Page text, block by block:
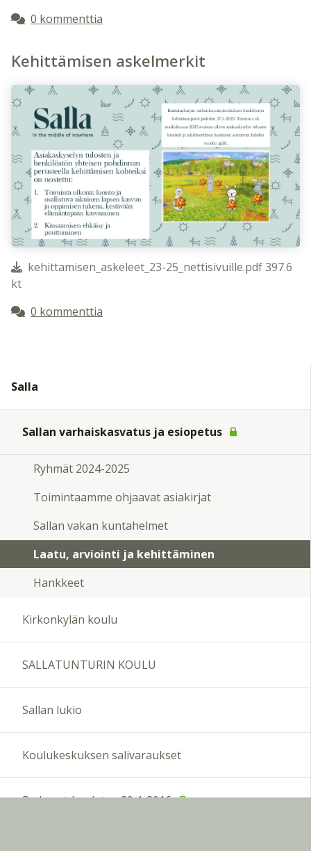
0 kommenttia
Kehittämisen askelmerkit
kehittamisen_askeleet_23-25_nettisivuille.pdf 397.6
kt
0 kommenttia
Salla
Sallan varhaiskasvatus ja esiopetus
Ryhmät 2024-2025
Toimintaamme ohjaavat asiakirjat
Sallan vakan kuntahelmet
Laatu, arviointi ja kehittäminen
Hankkeet
Kirkonkylän koulu
SALLATUNTURIN KOULU
Sallan lukio
Koulukeskuksen salivaraukset
Peda.net-koulutus 29.4. 2016